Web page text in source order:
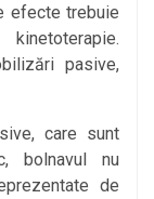
efecte trebuie
pasive,
care sunt
bolnavul nu
de